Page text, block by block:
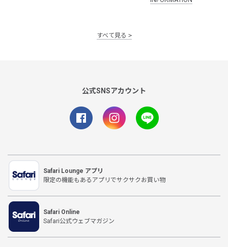
すべて見る
公式SNSアカウント
Safari Lounge アプリ
限定の機能もあるアプリでサクサクお買い物
Safari Online
Safari公式ウェブマガジン